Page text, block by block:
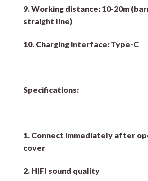
9. Working distance: 10-20m
straight line)
10. Charging interface: Type-C
Specifications:
1. Connect immediately after
cover
2. HIFI sound quality